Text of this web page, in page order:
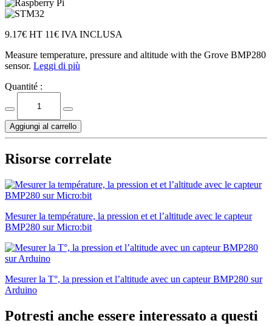
9.17€ HT 11€ IVA INCLUSA
Measure temperature, pressure and altitude with the Grove BMP280
sensor. Leggi di più
Quantité :
Aggiungi al carrello
Risorse correlate
Mesurer la température, la pression et et l’altitude avec le capteur
BMP280 sur Micro:bit
Mesurer la T°, la pression et l’altitude avec un capteur BMP280 sur
Arduino
Potresti anche essere interessato a questi